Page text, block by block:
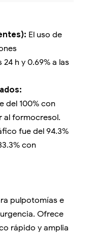
El uso de
h y 0.69% a las
del 100% con
al formocresol.
fue del 94.3%
con
pulpotomías e
Ofrece
rápido y amplia